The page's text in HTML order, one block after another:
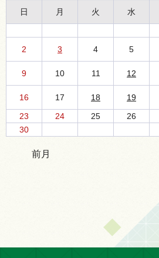
日 月 火 水
2
3 4 5
9 10 11 12
16 17 18 19
23
24 25 26
30
前月